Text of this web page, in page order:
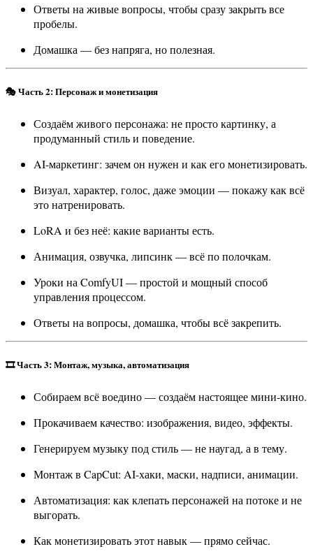
Ответы на живые вопросы, чтобы сразу закрыть все
пробелы.
Домашка — без напряга, но полезная.
🎭Часть 2: Персонаж и монетизация
Создаём живого персонажа: не просто картинку, а
продуманный стиль и поведение.
AI-маркетинг: зачем он нужен и как его монетизировать.
Визуал, характер, голос, даже эмоции — покажу как всё
это натренировать.
LoRA и без неё: какие варианты есть.
Анимация, озвучка, липсинк — всё по полочкам.
Уроки на ComfyUI — простой и мощный способ
управления процессом.
Ответы на вопросы, домашка, чтобы всё закрепить.
🎞️Часть 3: Монтаж, музыка, автоматизация
Собираем всё воедино — создаём настоящее мини-кино.
Прокачиваем качество: изображения, видео, эффекты.
Генерируем музыку под стиль — не наугад, а в тему.
Монтаж в CapCut: AI-хаки, маски, надписи, анимации.
Автоматизация: как клепать персонажей на потоке и не
выгорать.
Как монетизировать этот навык — прямо сейчас.